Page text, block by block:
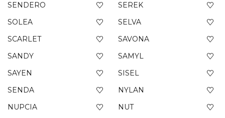
SENDERO
SEREK
SOLEA
SELVA
SCARLET
SAVONA
SANDY
SAMYL
SAYEN
SISEL
SENDA
NYLAN
NUPCIA
NUT